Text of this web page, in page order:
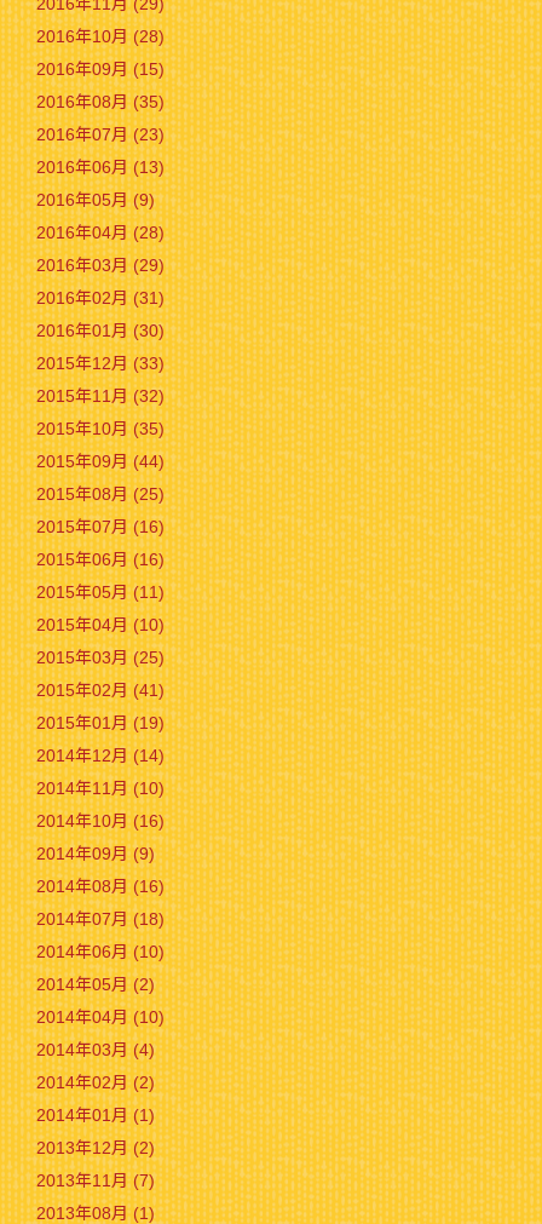
2016年10月 (28)
2016年09月 (15)
2016年08月 (35)
2016年07月 (23)
2016年06月 (13)
2016年05月 (9)
2016年04月 (28)
2016年03月 (29)
2016年02月 (31)
2016年01月 (30)
2015年12月 (33)
2015年11月 (32)
2015年10月 (35)
2015年09月 (44)
2015年08月 (25)
2015年07月 (16)
2015年06月 (16)
2015年05月 (11)
2015年04月 (10)
2015年03月 (25)
2015年02月 (41)
2015年01月 (19)
2014年12月 (14)
2014年11月 (10)
2014年10月 (16)
2014年09月 (9)
2014年08月 (16)
2014年07月 (18)
2014年06月 (10)
2014年05月 (2)
2014年04月 (10)
2014年03月 (4)
2014年02月 (2)
2014年01月 (1)
2013年12月 (2)
2013年11月 (7)
2013年08月 (1)